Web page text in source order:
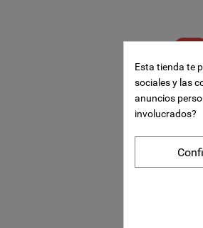
Nombre de la
Iniciar
Debe iniciar
Esta tienda te
sociales y las
anuncios
involucrados?